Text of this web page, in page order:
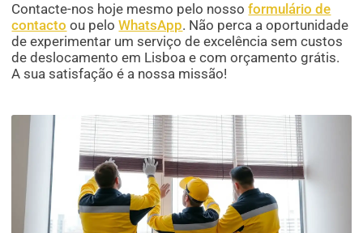
Contacte-nos hoje mesmo pelo nossoformulário de
contacto ou peloWhatsApp. Não perca a oportunidade
de experimentar um serviço de excelência sem custos
de deslocamento em Lisboa e com orçamento grátis.
A sua satisfação é a nossa missão!